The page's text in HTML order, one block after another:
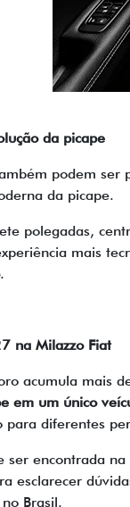
da picape
podem ser
da picape.
polegadas,
mais
.
na Milazzo Fiat
acumula mais
em um único
para diferentes
encontrada
esclarecer
Brasil.